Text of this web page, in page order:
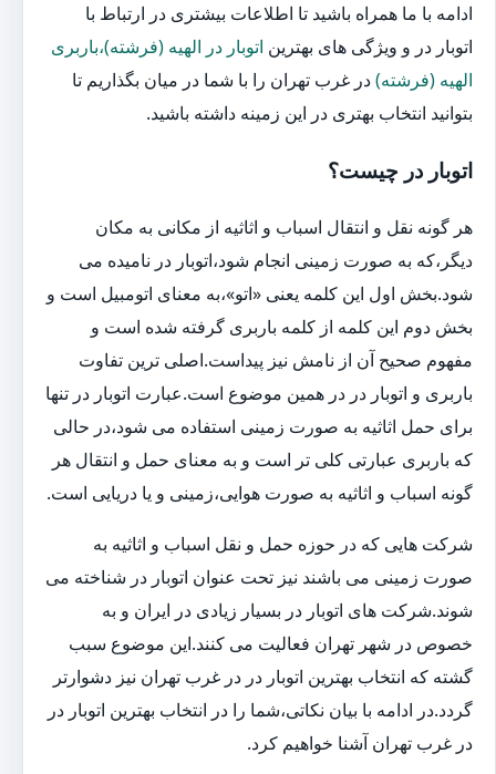
ادامه با ما همراه باشید تا اطلاعات بیشتری در ارتباط با
اتوبار در و ویژگی های بهترین اتوبار در الهیه (فرشته)،باربری
الهیه (فرشته)در غرب تهران را با شما در میان بگذاریم تا
بتوانید انتخاب بهتری در این زمینه داشته باشید.
اتوبار در چیست؟
هر گونه نقل و انتقال اسباب و اثاثیه از مکانی به مکان
دیگر،که به صورت زمینی انجام شود،اتوبار در نامیده می
شود.بخش اول این کلمه یعنی «اتو»،به معنای اتومبیل است و
بخش دوم این کلمه از کلمه باربری گرفته شده است و
مفهوم صحیح آن از نامش نیز پیداست.اصلی ترین تفاوت
باربری و اتوبار در در همین موضوع است.عبارت اتوبار در تنها
برای حمل اثاثیه به صورت زمینی استفاده می شود،در حالی
که باربری عبارتی کلی تر است و به معنای حمل و انتقال هر
گونه اسباب و اثاثیه به صورت هوایی،زمینی و یا دریایی است.
شرکت هایی که در حوزه حمل و نقل اسباب و اثاثیه به
صورت زمینی می باشند نیز تحت عنوان اتوبار در شناخته می
شوند.شرکت های اتوبار در بسیار زیادی در ایران و به
خصوص در شهر تهران فعالیت می کنند.این موضوع سبب
گشته که انتخاب بهترین اتوبار در در غرب تهران نیز دشوارتر
گردد.در ادامه با بیان نکاتی،شما را در انتخاب بهترین اتوبار در
در غرب تهران آشنا خواهیم کرد.